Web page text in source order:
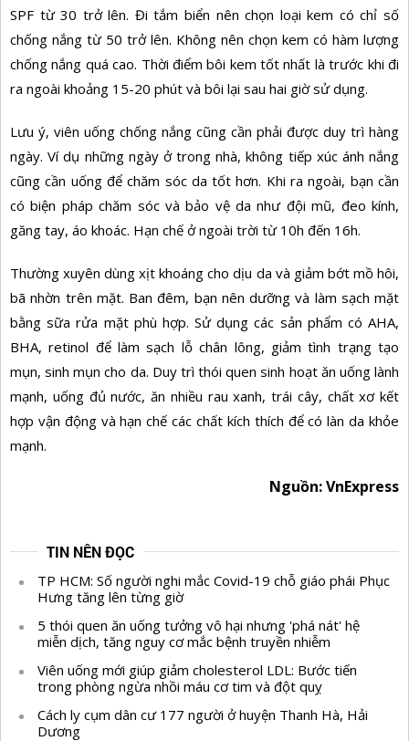
SPF từ 30 trở lên. Đi tắm biển nên chọn loại kem có chỉ số
chống nắng từ 50 trở lên. Không nên chọn kem có hàm lượng
chống nắng quá cao. Thời điểm bôi kem tốt nhất là trước khi đi
ra ngoài khoảng 15-20 phút và bôi lại sau hai giờ sử dụng.
Lưu ý, viên uống chống nắng cũng cần phải được duy trì hàng
ngày. Ví dụ những ngày ở trong nhà, không tiếp xúc ánh nắng
cũng cần uống để chăm sóc da tốt hơn. Khi ra ngoài, bạn cần
có biện pháp chăm sóc và bảo vệ da như đội mũ, đeo kính,
găng tay, áo khoác. Hạn chế ở ngoài trời từ 10h đến 16h.
Thường xuyên dùng xịt khoáng cho dịu da và giảm bớt mồ hôi,
bã nhờn trên mặt. Ban đêm, bạn nên dưỡng và làm sạch mặt
bằng sữa rửa mặt phù hợp. Sử dụng các sản phẩm có AHA,
BHA, retinol để làm sạch lỗ chân lông, giảm tình trạng tạo
mụn, sinh mụn cho da. Duy trì thói quen sinh hoạt ăn uống lành
mạnh, uống đủ nước, ăn nhiều rau xanh, trái cây, chất xơ kết
hợp vận động và hạn chế các chất kích thích để có làn da khỏe
mạnh.
Nguồn: VnExpress
TIN NÊN ĐỌC
TP HCM: Số người nghi mắc Covid-19 chỗ giáo phái Phục
Hưng tăng lên từng giờ
5 thói quen ăn uống tưởng vô hại nhưng 'phá nát' hệ
miễn dịch, tăng nguy cơ mắc bệnh truyền nhiễm
Viên uống mới giúp giảm cholesterol LDL: Bước tiến
trong phòng ngừa nhồi máu cơ tim và đột quỵ
Cách ly cụm dân cư 177 người ở huyện Thanh Hà, Hải
Dương